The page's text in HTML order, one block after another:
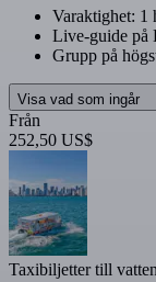
Varaktighet: 1
Live-guide på
Grupp på
Visa vad som ingår
Från
252,50 US$
Taxibiljetter till